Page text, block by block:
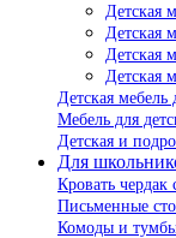
Детская
Детская
Детская
Детская
Детская мебель
Мебель для
Детская и
Для
Кровать
Письменные
Комоды и